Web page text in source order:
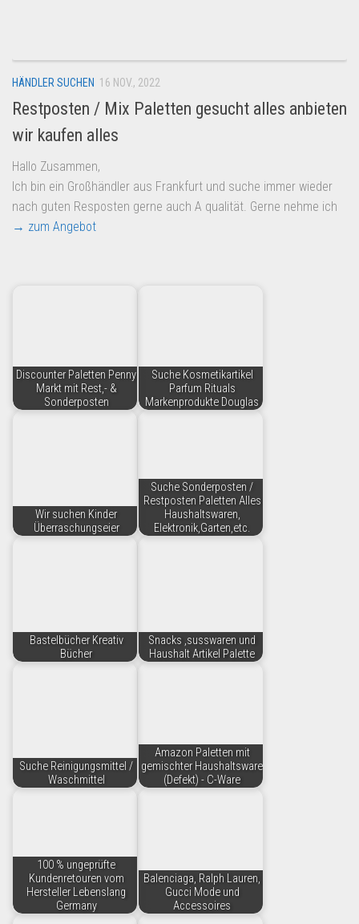
Amazon
Aldi
Lidl
Kostenlos verkaufen
Anmelden
Kostenlos Registrieren
HÄNDLER SUCHEN 16 NOV., 2022
Restposten / Mix Paletten gesucht alles anbieten
wir kaufen alles
Hallo Zusammen,
Ich bin ein Großhändler aus Frankfurt und suche immer wieder
nach guten Resposten gerne auch A qualität. Gerne nehme ich
→ zum Angebot
Discounter Paletten Penny
Markt mit Rest,- &
Sonderposten
Suche Kosmetikartikel
Parfum Rituals
Markenprodukte Douglas
Wir suchen Kinder
Überraschungseier
Suche Sonderposten /
Restposten Paletten Alles
Haushaltswaren,
Elektronik,Garten,etc.
Bastelbücher Kreativ
Bücher
Snacks ,susswaren und
Haushalt Artikel Palette
Suche Reinigungsmittel /
Waschmittel
Amazon Paletten mit
gemischter Haushaltsware
(Defekt) - C-Ware
100 % ungeprüfte
Kundenretouren vom
Hersteller Lebenslang
Germany
Balenciaga, Ralph Lauren,
Gucci Mode und
Accessoires